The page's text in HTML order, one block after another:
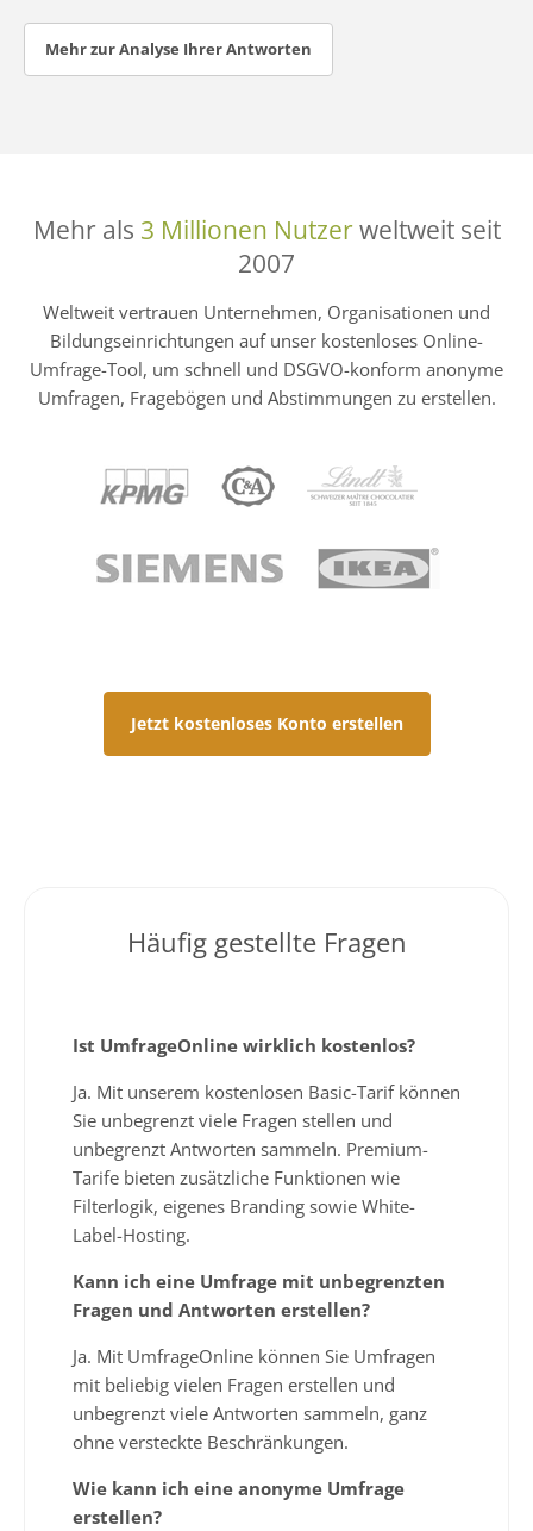
Mehr zur Analyse Ihrer Antworten
Mehr als 3 Millionen Nutzerweltweit seit
2007
Weltweit vertrauen Unternehmen, Organisationen und
Bildungseinrichtungen auf unser kostenloses Online-
Umfrage-Tool, um schnell und DSGVO-konform anonyme
Umfragen, Fragebögen und Abstimmungen zu erstellen.
Jetzt kostenloses Konto erstellen
Häufig gestellte Fragen
Ist UmfrageOnline wirklich kostenlos?
Ja. Mit unserem kostenlosen Basic-Tarif können
Sie unbegrenzt viele Fragen stellen und
unbegrenzt Antworten sammeln. Premium-
Tarife bieten zusätzliche Funktionen wie
Filterlogik, eigenes Branding sowie White-
Label-Hosting.
Kann ich eine Umfrage mit unbegrenzten
Fragen und Antworten erstellen?
Ja. Mit UmfrageOnline können Sie Umfragen
mit beliebig vielen Fragen erstellen und
unbegrenzt viele Antworten sammeln, ganz
ohne versteckte Beschränkungen.
Wie kann ich eine anonyme Umfrage
erstellen?